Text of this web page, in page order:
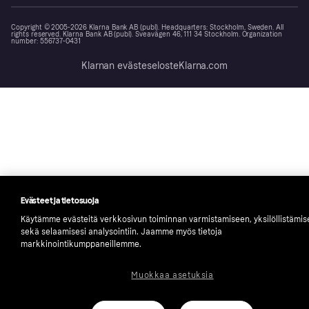
Copyright © 2005-2026 Klarna Bank AB (publ). Headquarters: Stockholm, Sweden. All
rights reserved. Klarna Bank AB (publ). Sveavägen 46, 111 34 Stockholm. Organization
number: 556737-0431
Klarnan evästeselosteKlarna.com
Evästeet ja tietosuoja
Käytämme evästeitä verkkosivun toiminnan varmistamiseen,
sekä selaamisesi analysointiin. Jaamme myös tietoja
markkinointikumppaneillemme.
Muokkaa asetuksia